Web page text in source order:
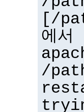
[/
에
/